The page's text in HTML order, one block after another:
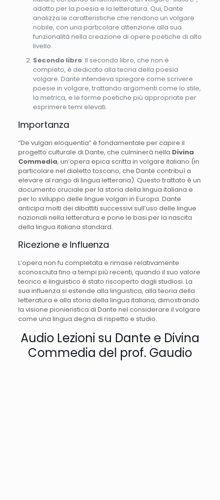
adatto per la poesia e la letteratura. Qui, Dante
analizza le caratteristiche che rendono un volgare
nobile, con una particolare attenzione alla sua
funzionalità nella creazione di opere poetiche di alto
livello.
Secondo libro: Il secondo libro, che non è
completo, è dedicato alla teoria della poesia
volgare. Dante intendeva spiegare come scrivere
poesie in volgare, trattando argomenti come lo stile,
la metrica, e le forme poetiche più appropriate per
esprimere temi elevati.
Importanza
“De vulgari eloquentia” è fondamentale per capire il
progetto culturale di Dante, che culminerà nella Divina
Commedia, un’opera epica scritta in volgare italiano (in
particolare nel dialetto toscano, che Dante contribuì a
elevare al rango di lingua letteraria). Questo trattato è un
documento cruciale per la storia della lingua italiana e
per lo sviluppo delle lingue volgari in Europa. Dante
anticipa molti dei dibattiti successivi sull’uso delle lingue
nazionali nella letteratura e pone le basi per la nascita
della lingua italiana standard.
Ricezione e Influenza
L’opera non fu completata e rimase relativamente
sconosciuta fino a tempi più recenti, quando il suo valore
teorico e linguistico è stato riscoperto dagli studiosi. La
sua influenza si estende alla linguistica, alla teoria della
letteratura e alla storia della lingua italiana, dimostrando
la visione pionieristica di Dante nel considerare il volgare
come una lingua degna di rispetto e studio.
Audio Lezioni su Dante e Divina
Commedia del prof. Gaudio